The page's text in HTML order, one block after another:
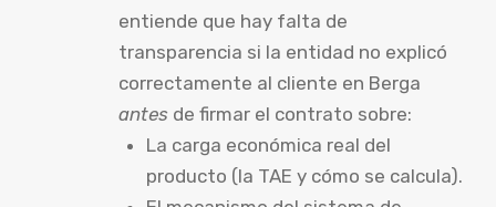
entiende que hay falta de
transparencia si la entidad no explicó
correctamente al cliente en Berga
antes de firmar el contrato sobre:
La carga económica real del
producto (la TAE y cómo se calcula).